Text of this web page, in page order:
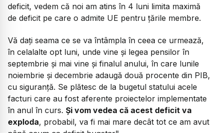
deficit, vedem că noi am atins în 4 luni limita maximă
de deficit pe care o admite UE pentru țările membre.
Vă dați seama ce se va întâmpla în ceea ce urmează,
în celalalte opt luni, unde vine și legea pensilor în
septembrie și mai vine și finalul anului, în care lunile
noiembrie și decembrie adaugă două procente din PIB,
cu siguranță. Se plătesc de la bugetul statului acele
facturi care au fost aferente proiectelor implementate
în anul în curs. Și vom vedea că acest deficit va
exploda, probabil, va fi mai mare decât tot ce am avut